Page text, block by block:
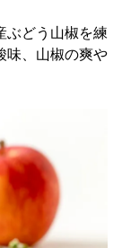
ぶどう山椒を練
味、山椒の爽や